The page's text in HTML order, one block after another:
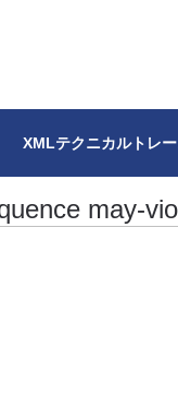
XMLテクニカルトレ
may-